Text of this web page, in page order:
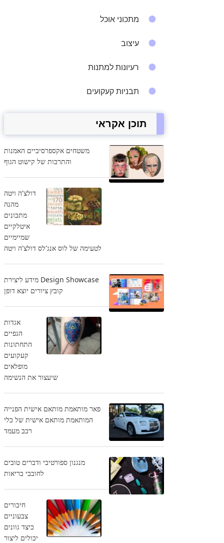
מתכוני אוכל
עיצוב
רעיונות למתנות
תבניות קעקועים
תוכן אקראי
משטחים אקספרסיביים האמנות
והתרבות של קישוט הגוף
דולצ'ה ויטה
מהנה
מתכונים
איטלקיים
שמיימיים
לטעימה של לוס אנג'לס דולצ'ה ויטה
Design Showcase מידע ליצירת
קובץ ציורים יוצא דופן
אגדות
הגפיים
התחתונות
קעקועים
מופלאים
שיעצור את הנשימה
פאר מותאמת מותאם אישית הפנייה
המותאמת מותאם אישית של כלי
רכב מעמד
מנגנון ספורטיבי ודברים טובים
לחובבי בריאות
חיבורים
צבעוניים
כיצד גוונים
יכולים ליצור